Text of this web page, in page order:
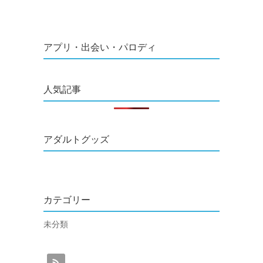
アプリ・出会い・パロディ
人気記事
アダルトグッズ
カテゴリー
未分類